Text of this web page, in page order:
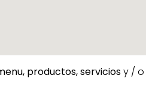
productos,serviciosy / o